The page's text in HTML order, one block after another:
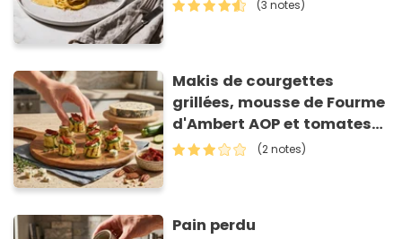
(3 notes)
Makis de courgettes
grillées, mousse de Fourme
d'Ambert AOP et tomates
séchées
(2 notes)
Pain perdu